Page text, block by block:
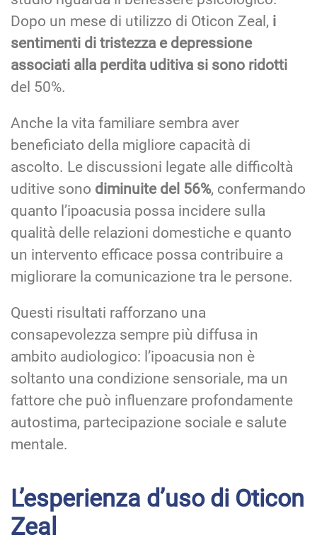
Dopo un mese di utilizzo di Oticon Zeal, i
sentimenti di tristezza e depressione
associati alla perdita uditiva si sono ridotti
del 50%.
Anche la vita familiare sembra aver
beneficiato della migliore capacità di
ascolto. Le discussioni legate alle difficoltà
uditive sono diminuite del 56%, confermando
quanto l’ipoacusia possa incidere sulla
qualità delle relazioni domestiche e quanto
un intervento efficace possa contribuire a
migliorare la comunicazione tra le persone.
Questi risultati rafforzano una
consapevolezza sempre più diffusa in
ambito audiologico: l’ipoacusia non è
soltanto una condizione sensoriale, ma un
fattore che può influenzare profondamente
autostima, partecipazione sociale e salute
mentale.
L’esperienza d’uso di Oticon
Zeal